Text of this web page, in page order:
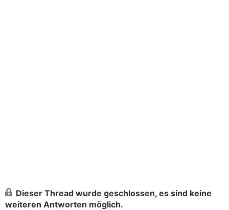
Dieser Thread wurde geschlossen, es sind keine
weiteren Antworten möglich.